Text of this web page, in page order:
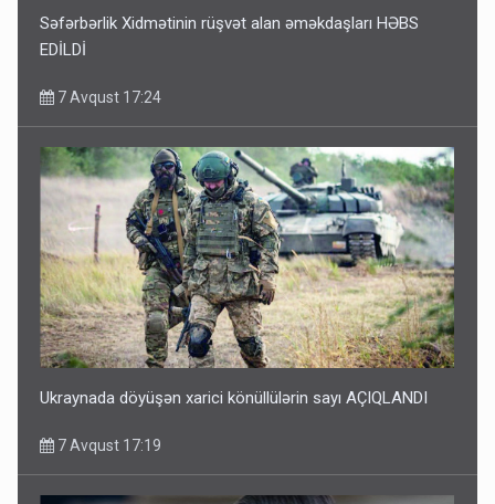
Səfərbərlik Xidmətinin rüşvət alan əməkdaşları HƏBS
EDİLDİ
7 Avqust 17:24
Ukraynada döyüşən xarici könüllülərin sayı AÇIQLANDI
7 Avqust 17:19